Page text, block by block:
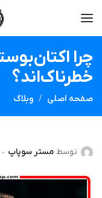
چرا
خطرناک‌اند؟
صفحه اصلی وبلاگ
توسط مستر سوپاپ